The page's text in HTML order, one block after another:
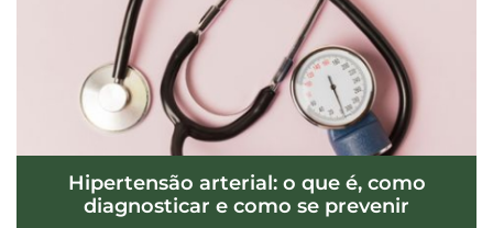
Hipertensão arterial: o que é, como
diagnosticar e como se prevenir